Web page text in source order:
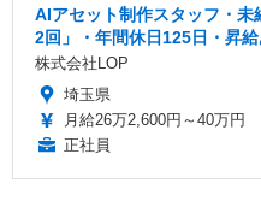
AIアセット制作スタッフ・
2回」・年間休日125日・昇給
株式会社LOP
埼玉県
月給26万2,600円～40万円
正社員